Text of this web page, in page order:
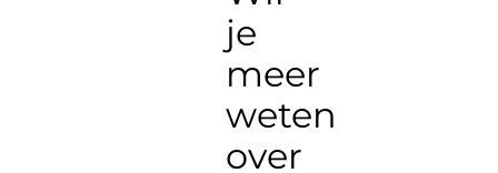
je
meer
weten
over